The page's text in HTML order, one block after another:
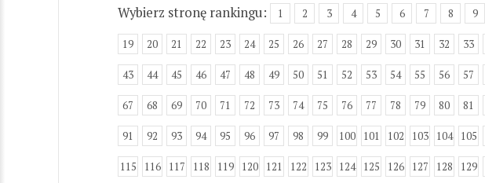
Wybierz stronę rankingu: 1 2 3 4 5 6 7 8 9
19 20 21 22 23 24 25 26 27 28 29 30 31 32 33
43 44 45 46 47 48 49 50 51 52 53 54 55 56 57
67 68 69 70 71 72 73 74 75 76 77 78 79 80 81
91 92 93 94 95 96 97 98 99 100 101 102 103 104 105
115 116 117 118 119 120 121 122 123 124 125 126 127 128 129